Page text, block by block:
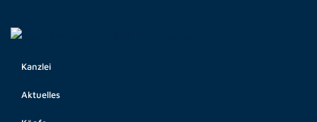
Kanzlei
Aktuelles